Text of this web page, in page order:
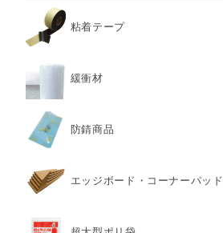
粘着テープ
緩衝材
防錆商品
エッジボード・コーナーパッド